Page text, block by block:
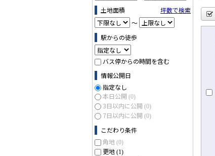
土地面積
坪数で検索
～
駅からの徒歩
バス停からの時間を含む
情報公開日
指定なし
本日公開 (0)
3日以内に公開 (0)
7日以内に公開 (0)
こだわり条件
角地 (0)
更地 (1)